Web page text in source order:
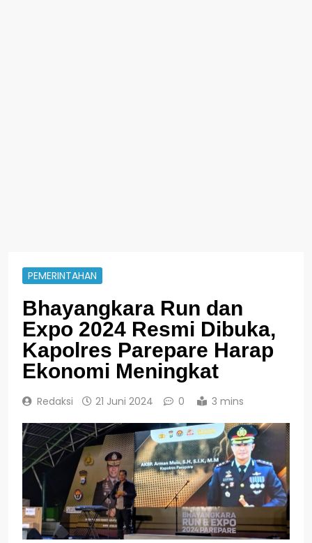
PEMERINTAHAN
Bhayangkara Run dan
Expo 2024 Resmi Dibuka,
Kapolres Parepare Harap
Ekonomi Meningkat
Redaksi 21 Juni 2024 0 3 mins